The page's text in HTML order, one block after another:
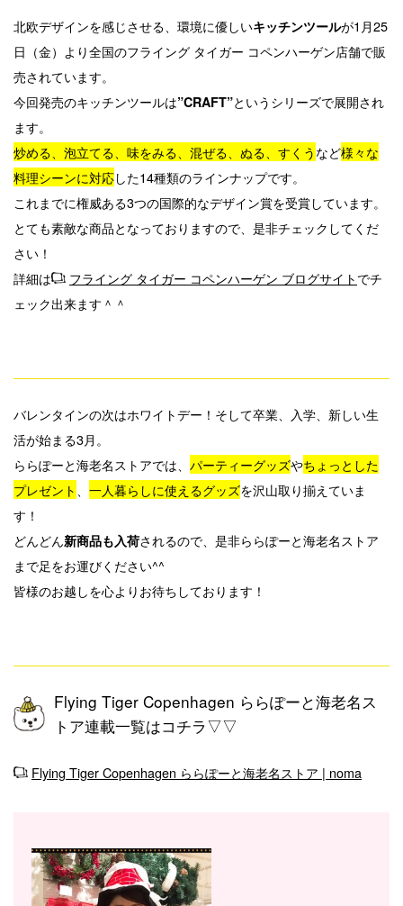
北欧デザインを感じさせる、環境に優しいキッチンツールが1月25
日（金）より全国のフライング タイガー コペンハーゲン店舗で販
売されています。
今回発売のキッチンツールは”CRAFT”というシリーズで展開され
ます。
炒める、泡立てる、味をみる、混ぜる、ぬる、すくうなど様々な
料理シーンに対応した14種類のラインナップです。
これまでに権威ある3つの国際的なデザイン賞を受賞しています。
とても素敵な商品となっておりますので、是非チェックしてくだ
さい！
詳細は
フライング タイガー コペンハーゲン ブログサイトでチ
ェック出来ます＾＾
バレンタインの次はホワイトデー！そして卒業、入学、新しい生
活が始まる3月。
ららぽーと海老名ストアでは、 パーティーグッズやちょっとした
プレゼント
一人暮らしに使えるグッズを沢山取り揃えていま
す！
どんどん新商品も入荷されるので、是非ららぽーと海老名ストア
まで足をお運びください^^
皆様のお越しを心よりお待ちしております！
Flying Tiger Copenhagen ららぽーと海老名ス
トア連載一覧はコチラ▽▽
Flying Tiger Copenhagen ららぽーと海老名ストア | noma